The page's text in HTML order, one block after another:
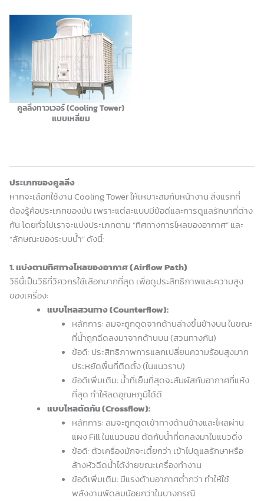
คูลลิ่งทาวเวอร์ (Cooling Tower)
แบบเหลี่ยม
ประเภทของคูลลิ่ง
หากจะเลือกใช้งาน Cooling Tower ให้เหมาะสมกับหน้างาน สิ่งแรกที่
ต้องรู้คือประเภทของมัน เพราะแต่ละแบบมีข้อดีและการดูแลรักษาที่ต่าง
กัน โดยทั่วไปเราจะแบ่งประเภทตาม “ทิศทางการไหลของอากาศ” และ
“ลักษณะของระบบน้ำ” ดังนี้:
1. แบ่งตามทิศทางไหลของอากาศ (Airflow Path)
วิธีนี้เป็นวิธีที่วิศวกรใช้เลือกมากที่สุด เพื่อดูประสิทธิภาพและความสูง
ของเครื่อง:
แบบไหลสวนทาง (Counterflow):
หลักการ: ลมจะถูกดูดจากด้านล่างขึ้นข้างบน ในขณะ
ที่น้ำถูกฉีดลงมาจากด้านบน (สวนทางกัน)
ข้อดี: ประสิทธิภาพการแลกเปลี่ยนความร้อนสูงมาก
ประหยัดพื้นที่ติดตั้ง (ในแนวราบ)
ข้อดีเพิ่มเติม: น้ำที่เย็นที่สุดจะสัมผัสกับอากาศที่แห้ง
ที่สุด ทำให้ลดอุณหภูมิได้ดี
แบบไหลตัดกัน (Crossflow):
หลักการ: ลมจะถูกดูดเข้าทางด้านข้างและไหลผ่าน
แผง Fill ในแนวนอน ตัดกับน้ำที่ตกลงมาในแนวดิ่ง
ข้อดี: ตัวเครื่องมักจะเตี้ยกว่า เข้าไปดูแลรักษาหรือ
ล้างหัวฉีดน้ำได้ง่ายขณะเครื่องทำงาน
ข้อดีเพิ่มเติม: มีแรงต้านอากาศต่ำกว่า ทำให้ใช้
พลังงานพัดลมน้อยกว่าในบางกรณี